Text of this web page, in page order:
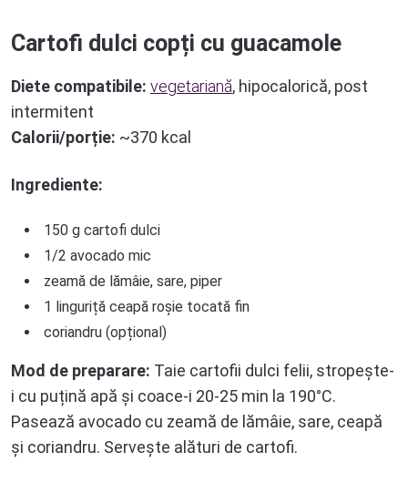
Cartofi dulci copți cu guacamole
Diete compatibile: vegetariană, hipocalorică, post
intermitent
Calorii/porție: ~370 kcal
Ingrediente:
150 g cartofi dulci
1/2 avocado mic
zeamă de lămâie, sare, piper
1 linguriță ceapă roșie tocată fin
coriandru (opțional)
Mod de preparare: Taie cartofii dulci felii, stropește-
i cu puțină apă și coace-i 20-25 min la 190°C.
Pasează avocado cu zeamă de lămâie, sare, ceapă
și coriandru. Servește alături de cartofi.